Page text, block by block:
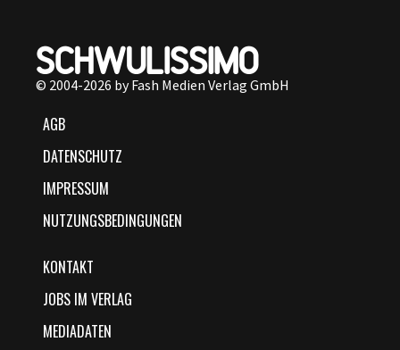
© 2004-2026 by Fash Medien Verlag GmbH
AGB
DATENSCHUTZ
IMPRESSUM
NUTZUNGSBEDINGUNGEN
KONTAKT
JOBS IM VERLAG
MEDIADATEN